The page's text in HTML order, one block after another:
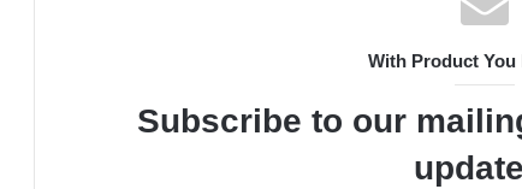
With Product You
Subscribe to our